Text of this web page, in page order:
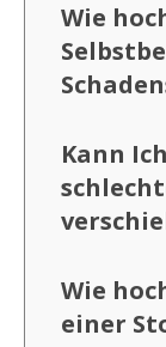
Wie
Kann
Wie
einer